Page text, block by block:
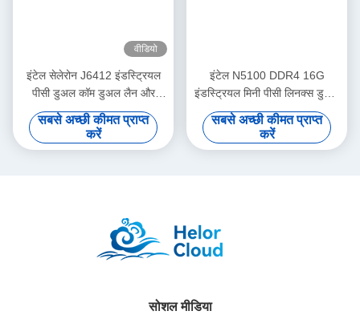
वीडियो
इंटेल सेलेरोन J6412 इंडस्ट्रियल
पीसी डुअल कॉम डुअल लैन और
लिनक्स के साथ
सबसे अच्छी कीमत प्राप्त
करें
इंटेल N5100 DDR4 16G
इंडस्ट्रियल मिनी पीसी लिनक्स डुअल
लैन 4COM के लिए KIOSK
डिजिटल साइनेज
सबसे अच्छी कीमत प्राप्त
करें
सोशल मीडिया